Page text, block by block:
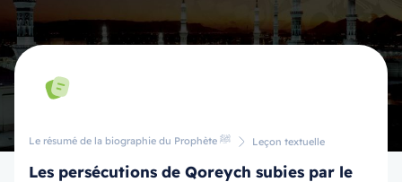
Le résumé de la biographie du Prophète ﷺ Leçon textuelle
Les persécutions de Qoreych subies par le